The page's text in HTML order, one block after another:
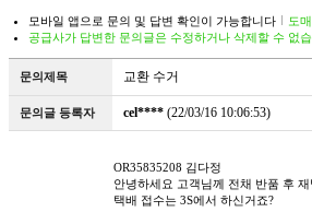
모바일 앱으로 문의 및 답변 확인이 가능합니다
도
공급사가 답변한 문의글은 수정하거나 삭제할 수 없습
문의제목 교환 수거
문의글 등록자 cel**** (22/03/16 10:06:53)
OR35835208 김다정
안녕하세요 고객님께 전채 반품 후
택배 접수는 3S에서 하신거죠?